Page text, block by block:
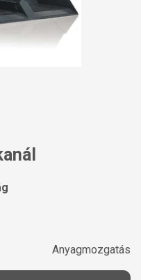
Anyagmozgatás